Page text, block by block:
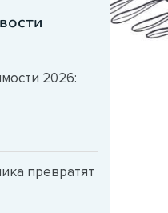
2026:
превратят